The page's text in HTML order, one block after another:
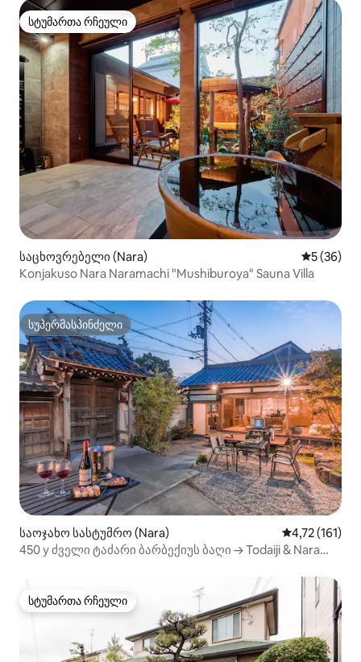
სტუმართა რჩეული
სტუმართა რჩეული
საცხოვრებელი (Nara) საშუალო
5 (36)
Konjakuso Nara Naramachi "Mushiburoya" Sauna Villa
სუპერმასპინძელი
სუპერმასპინძელი
საოჯახო სასტუმრო (Nara) საშუალო
4,72 (161)
450 y ძველი ტაძარი ბარბექიუს ბაღი → Todaiji & Nara
სტუმართა რჩეული
სტუმართა რჩეული